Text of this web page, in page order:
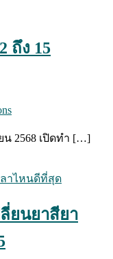
ถึง 15
น 2568 เปิดทำ […]
ยนยาสียา